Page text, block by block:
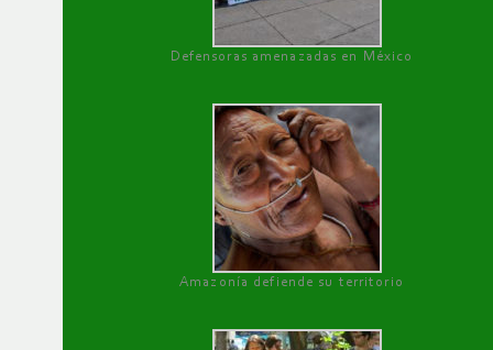
Defensoras amenazadas en México
Amazonía defiende su territorio